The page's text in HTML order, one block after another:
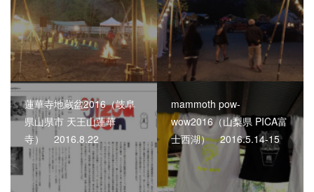
蓮華寺地蔵盆2016（岐阜
県山県市 天王山蓮華
寺） 2016.8.22
mammoth pow-
wow2016（山梨県 PICA富
士西湖） 2016.5.14-15